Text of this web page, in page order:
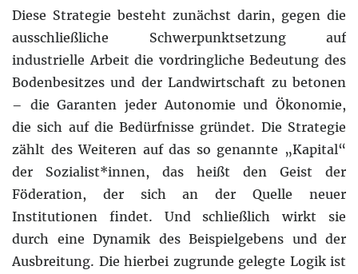
Diese Strategie besteht zunächst darin, gegen die
ausschließliche Schwerpunktsetzung auf
industrielle Arbeit die vordringliche Bedeutung des
Bodenbesitzes und der Landwirtschaft zu betonen
– die Garanten jeder Autonomie und Ökonomie,
die sich auf die Bedürfnisse gründet. Die Strategie
zählt des Weiteren auf das so genannte „Kapital“
der Sozialist*innen, das heißt den Geist der
Föderation, der sich an der Quelle neuer
Institutionen findet. Und schließlich wirkt sie
durch eine Dynamik des Beispielgebens und der
Ausbreitung. Die hierbei zugrunde gelegte Logik ist